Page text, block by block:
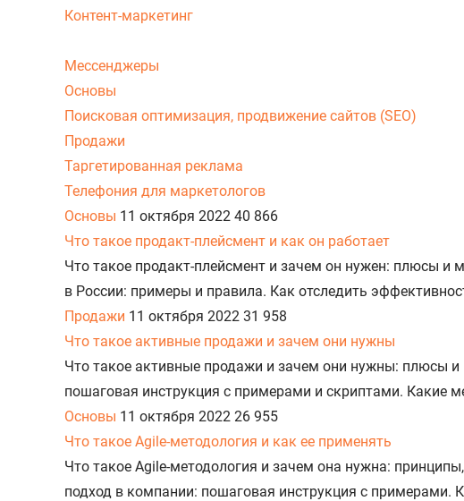
Контент-маркетинг
Мессенджеры
Основы
Поисковая оптимизация, продвижение сайтов (SEO)
Продажи
Таргетированная реклама
Телефония для маркетологов
Основы 11 октября 2022 40 866
Что такое продакт-плейсмент и как он работает
Что такое продакт-плейсмент и зачем он нужен: плюсы
в России: примеры и правила. Как отследить
Продажи 11 октября 2022 31 958
Что такое активные продажи и зачем они нужны
Что такое активные продажи и зачем они нужны: плюсы
пошаговая инструкция с примерами и скриптами. Какие
Основы 11 октября 2022 26 955
Что такое Agile-методология и как ее применять
Что такое Agile-методология и зачем она нужна:
подход в компании: пошаговая инструкция с примерами.